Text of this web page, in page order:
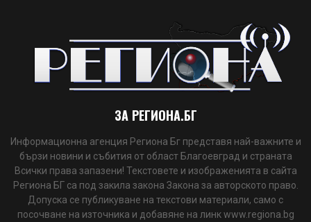
ЗА РЕГИОНА.БГ
Информационна агенция Региона Бг представя най-важните и
бързи новини и събития от област Благоевград и страната
Всички права запазени! Текстовете и изображенията в сайта
Региона БГ са под закила закона Закона за авторското право.
Допуска се публикуване на текстови материали, само с
посочване на източника и добавяне на линк www.regiona.bg